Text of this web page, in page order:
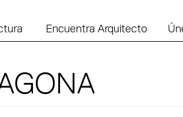
Encuentra Arquitecto